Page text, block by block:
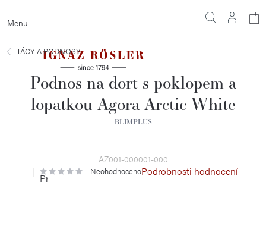
Přejít
na
obsah
TÁCY A PODNOSY
Podnos na dort s poklopem a
lopatkou Agora Arctic White
BLIMPLUS
AZ001-000001-000
Průměrné
hodnocení
NeohodnocenoPodrobnosti hodnocení